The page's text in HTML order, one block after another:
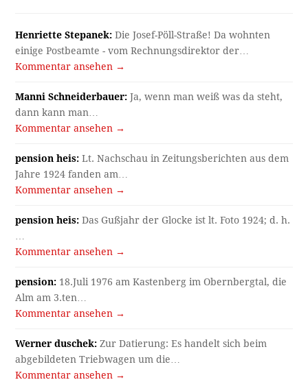
Henriette Stepanek: Die Josef-Pöll-Straße! Da wohnten
einige Postbeamte - vom Rechnungsdirektor der…
Kommentar ansehen →
Manni Schneiderbauer: Ja, wenn man weiß was da steht,
dann kann man…
Kommentar ansehen →
pension heis: Lt. Nachschau in Zeitungsberichten aus dem
Jahre 1924 fanden am…
Kommentar ansehen →
pension heis: Das Gußjahr der Glocke ist lt. Foto 1924; d. h.
…
Kommentar ansehen →
pension: 18.Juli 1976 am Kastenberg im Obernbergtal, die
Alm am 3.ten…
Kommentar ansehen →
Werner duschek: Zur Datierung: Es handelt sich beim
abgebildeten Triebwagen um die…
Kommentar ansehen →